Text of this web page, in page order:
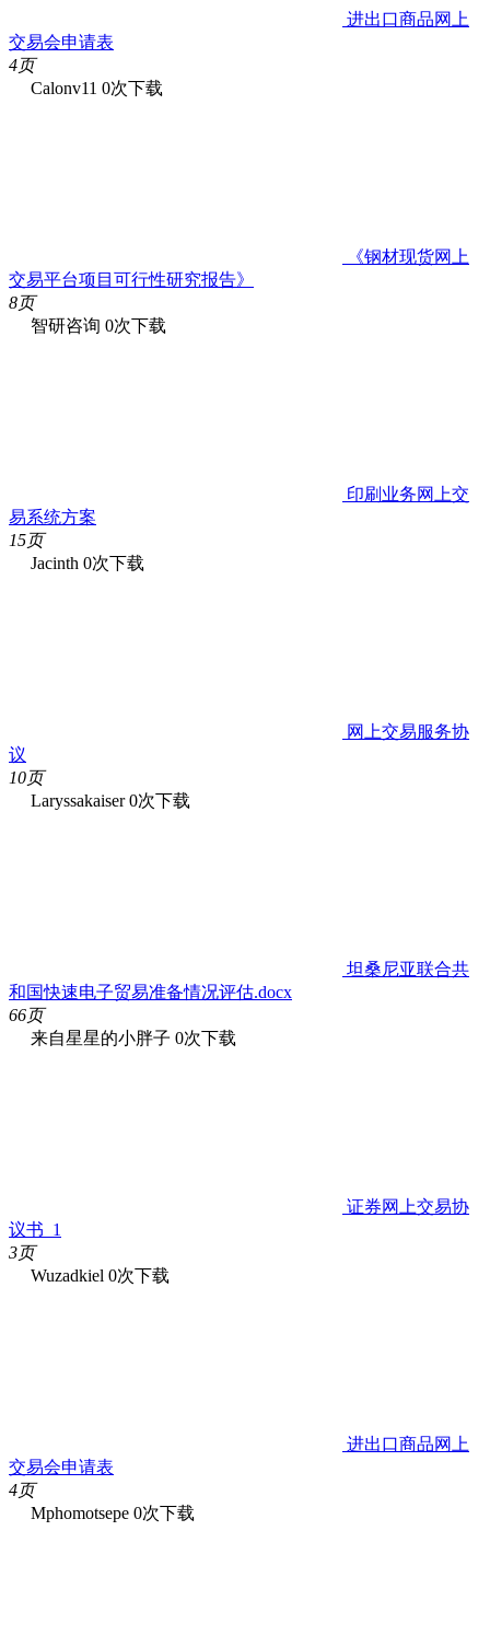
进出口商品网上
交易会申请表
4页
Calonv11 0次下载
《钢材现货网上
交易平台项目可行性研究报告》
8页
智研咨询 0次下载
印刷业务网上交
易系统方案
15页
Jacinth 0次下载
网上交易服务协
议
10页
Laryssakaiser 0次下载
坦桑尼亚联合共
和国快速电子贸易准备情况评估.docx
66页
来自星星的小胖子 0次下载
证券网上交易协
议书_1
3页
Wuzadkiel 0次下载
进出口商品网上
交易会申请表
4页
Mphomotsepe 0次下载